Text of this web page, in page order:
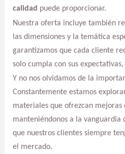
calidad puede proporcionar.
Nuestra oferta incluye también
las dimensiones y la temática
garantizamos que cada cliente
solo cumpla con sus
Y no nos olvidamos de la
Constantemente estamos
materiales que ofrezcan
manteniéndonos a la vanguardia
que nuestros clientes siempre
el mercado.